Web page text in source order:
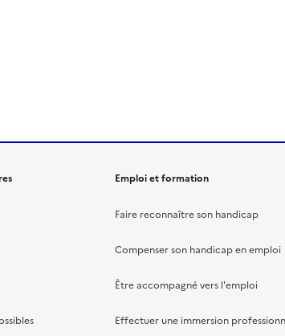
Emploi et formation
Faire reconnaître son handicap
Compenser son handicap en emploi
Être accompagné vers l'emploi
Effectuer une immersion